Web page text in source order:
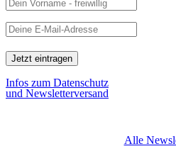
Infos zum Datenschutz
und Newsletterversand
Alle